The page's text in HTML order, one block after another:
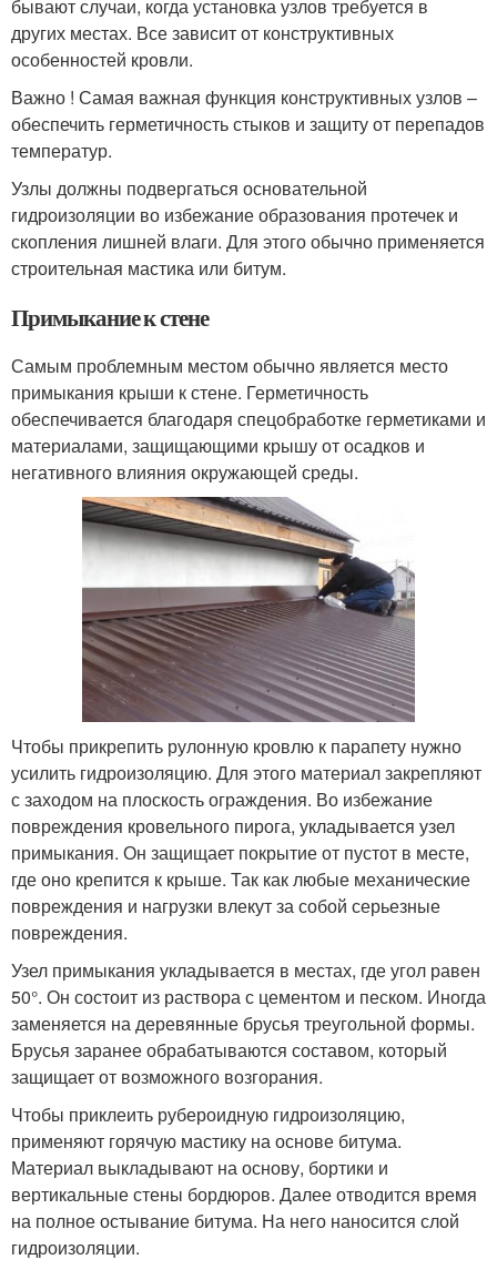
бывают случаи, когда установка узлов требуется в
других местах. Все зависит от конструктивных
особенностей кровли.
Важно ! Самая важная функция конструктивных узлов –
обеспечить герметичность стыков и защиту от перепадов
температур.
Узлы должны подвергаться основательной
гидроизоляции во избежание образования протечек и
скопления лишней влаги. Для этого обычно применяется
строительная мастика или битум.
Примыкание к стене
Самым проблемным местом обычно является место
примыкания крыши к стене. Герметичность
обеспечивается благодаря спецобработке герметиками и
материалами, защищающими крышу от осадков и
негативного влияния окружающей среды.
Чтобы прикрепить рулонную кровлю к парапету нужно
усилить гидроизоляцию. Для этого материал закрепляют
с заходом на плоскость ограждения. Во избежание
повреждения кровельного пирога, укладывается узел
примыкания. Он защищает покрытие от пустот в месте,
где оно крепится к крыше. Так как любые механические
повреждения и нагрузки влекут за собой серьезные
повреждения.
Узел примыкания укладывается в местах, где угол равен
50°. Он состоит из раствора с цементом и песком. Иногда
заменяется на деревянные брусья треугольной формы.
Брусья заранее обрабатываются составом, который
защищает от возможного возгорания.
Чтобы приклеить рубероидную гидроизоляцию,
применяют горячую мастику на основе битума.
Материал выкладывают на основу, бортики и
вертикальные стены бордюров. Далее отводится время
на полное остывание битума. На него наносится слой
гидроизоляции.